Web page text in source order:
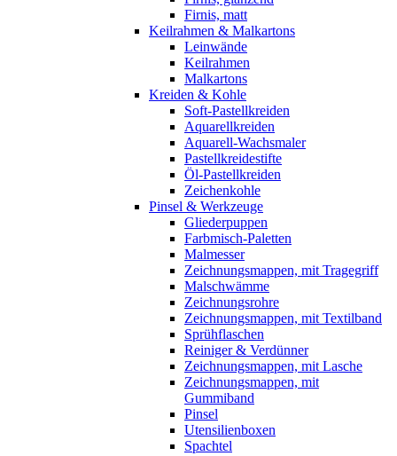
Firnis, matt
Keilrahmen & Malkartons
Leinwände
Keilrahmen
Malkartons
Kreiden & Kohle
Soft-Pastellkreiden
Aquarellkreiden
Aquarell-Wachsmaler
Pastellkreidestifte
Öl-Pastellkreiden
Zeichenkohle
Pinsel & Werkzeuge
Gliederpuppen
Farbmisch-Paletten
Malmesser
Zeichnungsmappen, mit Tragegriff
Malschwämme
Zeichnungsrohre
Zeichnungsmappen, mit Textilband
Sprühflaschen
Reiniger & Verdünner
Zeichnungsmappen, mit Lasche
Zeichnungsmappen, mit
Gummiband
Pinsel
Utensilienboxen
Spachtel